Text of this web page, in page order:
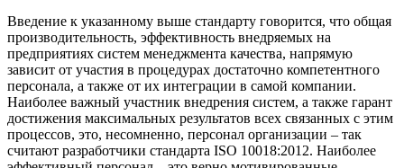
Введение к указанному выше стандарту говорится, что общая
производительность, эффективность внедряемых на
предприятиях систем менеджмента качества, напрямую
зависит от участия в процедурах достаточно компетентного
персонала, а также от их интеграции в самой компании.
Наиболее важный участник внедрения систем, а также гарант
достижения максимальных результатов всех связанных с этим
процессов, это, несомненно, персонал организации – так
считают разработчики стандарта ISO 10018:2012. Наиболее